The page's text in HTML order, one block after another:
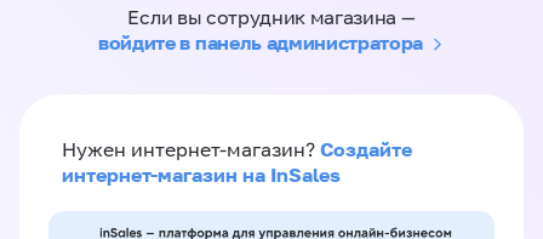
Если вы сотрудник магазина —
войдите в панель администратора
Нужен интернет-магазин? Создайте
интернет-магазин на InSales